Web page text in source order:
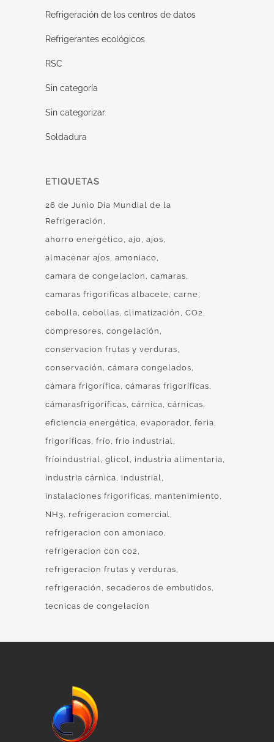
Refrigeración de los centros de datos
Refrigerantes ecológicos
RSC
Sin categoría
Sin categorizar
Soldadura
ETIQUETAS
26 de Junio Día Mundial de la
Refrigeración
ahorro energético ajo ajos
almacenar ajos amoniaco
camara de congelacion
camaras
camaras frigorificas albacete carne
cebolla cebollas climatización
CO2
compresores congelación
conservacion frutas y verduras
conservación
cámara congelados
cámara frigorífica cámaras frigoríficas
cámarasfrigoríficas cárnica cárnicas
eficiencia energética evaporador feria
frigoríficas frío frío industrial
fríoindustrial glicol
industria alimentaria
industria cárnica
industrial
instalaciones frigorificas
mantenimiento
NH3
refrigeracion comercial
refrigeracion con amoniaco
refrigeracion con co2
refrigeracion frutas y verduras
refrigeración
secaderos de embutidos
tecnicas de congelacion